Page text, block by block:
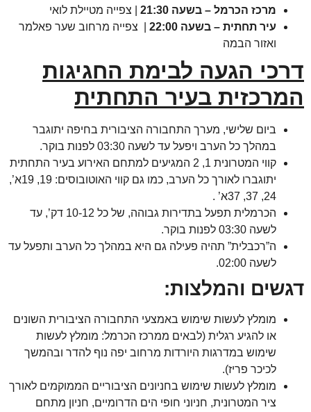
מרכז הכרמל – בשעה 21:30
| צפייה מטיילת לואי
עיר תחתית – בשעה 22:00
| צפייה מרחוב שער פאלמר
ואזור הבמה
הגעה לבימת החגיגות
בעיר התחתית
ביום שלישי, מערך התחבורה הציבורית בחיפה יתוגבר
במהלך כל הערב ויפעל עד לשעה 03:30 לפנות בוקר.
קווי המטרונית 1, 2 המגיעים למתחם האירוע בעיר התחתית
יתוגברו לאורך כל הערב, כמו גם קווי האוטובוסים: 19, 19א’,
הכרמלית תפעל בתדירות גבוהה, של כל 10-12 דק’, עד
לשעה 03:30 לפנות בוקר.
ה”רכבלית” תהיה פעילה גם היא במהלך כל הערב ותפעל עד
לשעה 02:00.
והמלצות:
מומלץ לעשות שימוש באמצעי התחבורה הציבורית השונים
או להגיע רגלית (לבאים ממרכז הכרמל: מומלץ לעשות
שימוש במדרגות היורדות מרחוב יפה נוף להדר ובהמשך
לכיכר פריז).
מומלץ לעשות שימוש בחניונים הציבוריים הממוקמים לאורך
ציר המטרונית, חניוני חופי הים הדרומיים, חניון מתחם